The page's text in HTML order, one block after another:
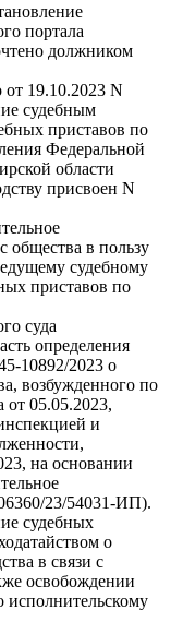
портала
должником
от 19.10.2023 N
судебным
приставов по
Федеральной
области
присвоен N
общества в пользу
судебному
приставов по
суда
определения
10892/2023 о
возбужденного по
от 05.05.2023,
и
на основании
23/54031-ИП).
судебных
о
в связи с
освобождении
исполнительскому